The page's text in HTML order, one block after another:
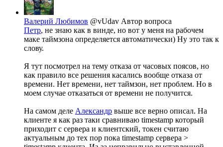
Валерий Любимов @vUdav Автор вопроса
Петр, не знаю как в винде, но вот у меня на рабочем
маке таймзона определяется автоматически) Ну это так к
слову.
Я тут посмотрел на тему отказа от часовых поясов, но
как правило все решения касались вообще отказа от
времени. Нет времени, нет таймзон, нет проблем. Но в
моем случае отказаться от времени не получится.
На самом деле Александр выше все верно описал. На
клиенте я как раз таки сравниваю timestamp который
приходит с сервера и клиентский, токен считаю
актуальным до тех пор пока timestamp сервера >